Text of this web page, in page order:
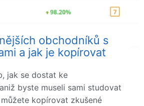
obchodníků s
a jak je kopírovat
jak se dostat ke
byste museli sami studovat
kopírovat zkušené